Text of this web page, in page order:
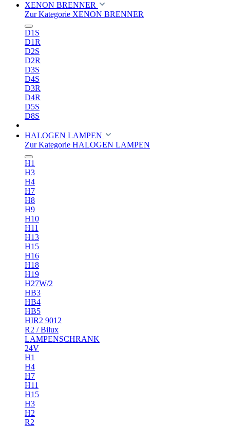
XENON BRENNER
Zur Kategorie XENON BRENNER
D1S
D1R
D2S
D2R
D3S
D4S
D3R
D4R
D5S
D8S
HALOGEN LAMPEN
Zur Kategorie HALOGEN LAMPEN
H1
H3
H4
H7
H8
H9
H10
H11
H13
H15
H16
H18
H19
H27W/2
HB3
HB4
HB5
HIR2 9012
R2 / Bilux
LAMPENSCHRANK
24V
H1
H4
H7
H11
H15
H3
H2
R2